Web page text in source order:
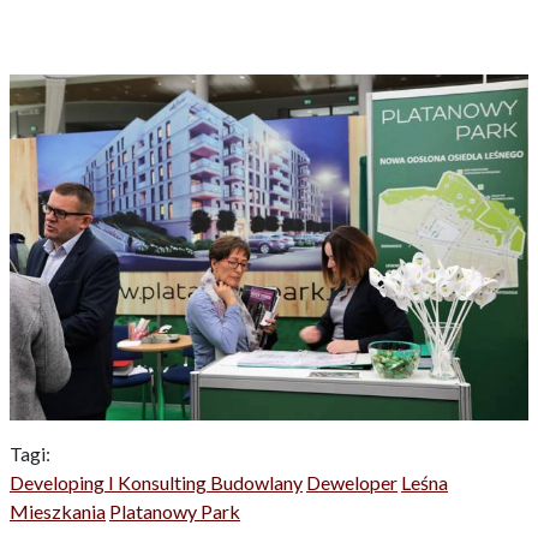
Tagi:
Developing I Konsulting Budowlany Deweloper Leśna
Mieszkania Platanowy Park